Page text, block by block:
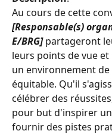
Au cours de cette
[Responsable(s)
E/BRG] partageront
leurs points de vue
un environnement
équitable. Qu'il
célébrer des
pour but d'inspirer
fournir des pistes